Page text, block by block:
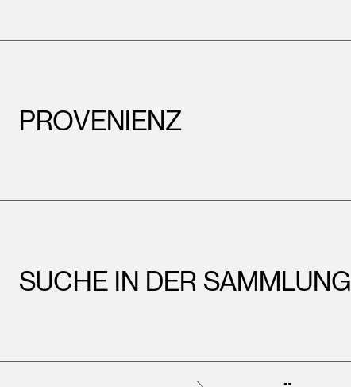
PROVENIENZ
SUCHE IN DER SAMMLUNG